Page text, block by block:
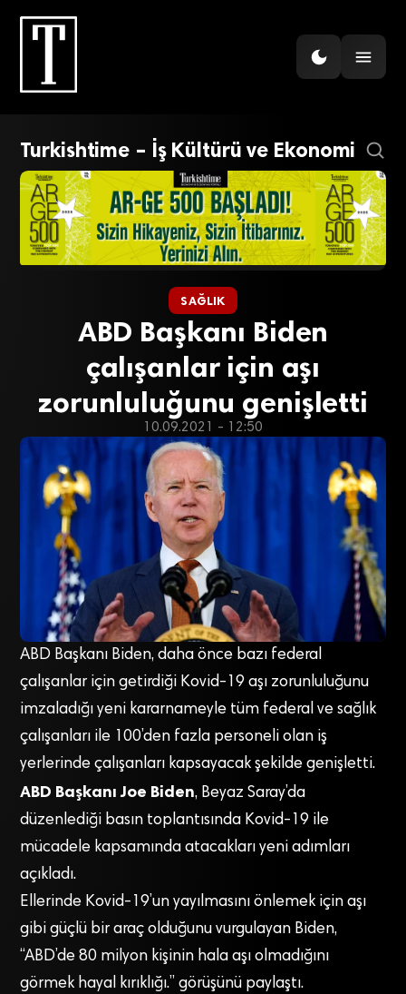
Turkishtime – İş Kültürü ve Ekonomi
SAĞLIK
ABD Başkanı Biden
çalışanlar için aşı
zorunluluğunu genişletti
10.09.2021 - 12:50
ABD Başkanı Biden, daha önce bazı federal
çalışanlar için getirdiği Kovid-19 aşı zorunluluğunu
imzaladığı yeni kararnameyle tüm federal ve sağlık
çalışanları ile 100’den fazla personeli olan iş
yerlerinde çalışanları kapsayacak şekilde genişletti.
ABD Başkanı Joe Biden, Beyaz Saray’da
düzenlediği basın toplantısında Kovid-19 ile
mücadele kapsamında atacakları yeni adımları
açıkladı.
Ellerinde Kovid-19’un yayılmasını önlemek için aşı
gibi güçlü bir araç olduğunu vurgulayan Biden,
“ABD’de 80 milyon kişinin hala aşı olmadığını
görmek hayal kırıklığı.” görüşünü paylaştı.